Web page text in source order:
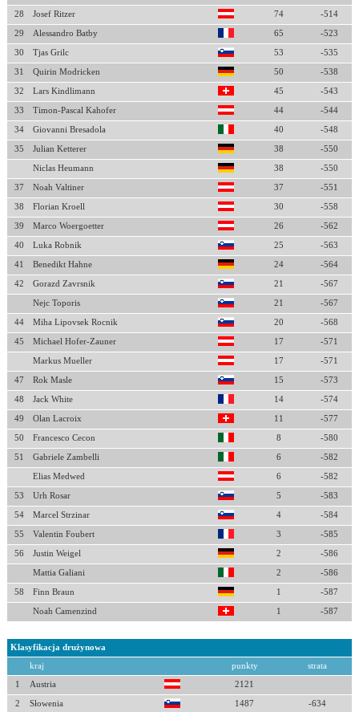
28 Josef Ritzer 74 -514
29 Alessandro Batby 65 -523
30 Tjas Grilc 53 -535
31 Quirin Modricken 50 -538
32 Lars Kindlimann 45 -543
33 Timon-Pascal Kahofer 44 -544
34 Giovanni Bresadola 40 -548
35 Julian Ketterer 38 -550
Niclas Heumann 38 -550
37 Noah Valtiner 37 -551
38 Florian Kroell 30 -558
39 Marco Woergoetter 26 -562
40 Luka Robnik 25 -563
41 Benedikt Hahne 24 -564
42 Gorazd Zavrsnik 21 -567
Nejc Toporis 21 -567
44 Miha Lipovsek Rocnik 20 -568
45 Michael Hofer-Zauner 17 -571
Markus Mueller 17 -571
47 Rok Masle 15 -573
48 Jack White 14 -574
49 Olan Lacroix 11 -577
50 Francesco Cecon 8 -580
51 Gabriele Zambelli 6 -582
Elias Medwed 6 -582
53 Urh Rosar 5 -583
54 Marcel Strzinar 4 -584
55 Valentin Foubert 3 -585
56 Justin Weigel 2 -586
Mattia Galiani 2 -586
58 Finn Braun 1 -587
Noah Camenzind 1 -587
Klasyfikacja drużynowa
kraj punkty strata
1 Austria 2121
2 Słowenia 1487 -634